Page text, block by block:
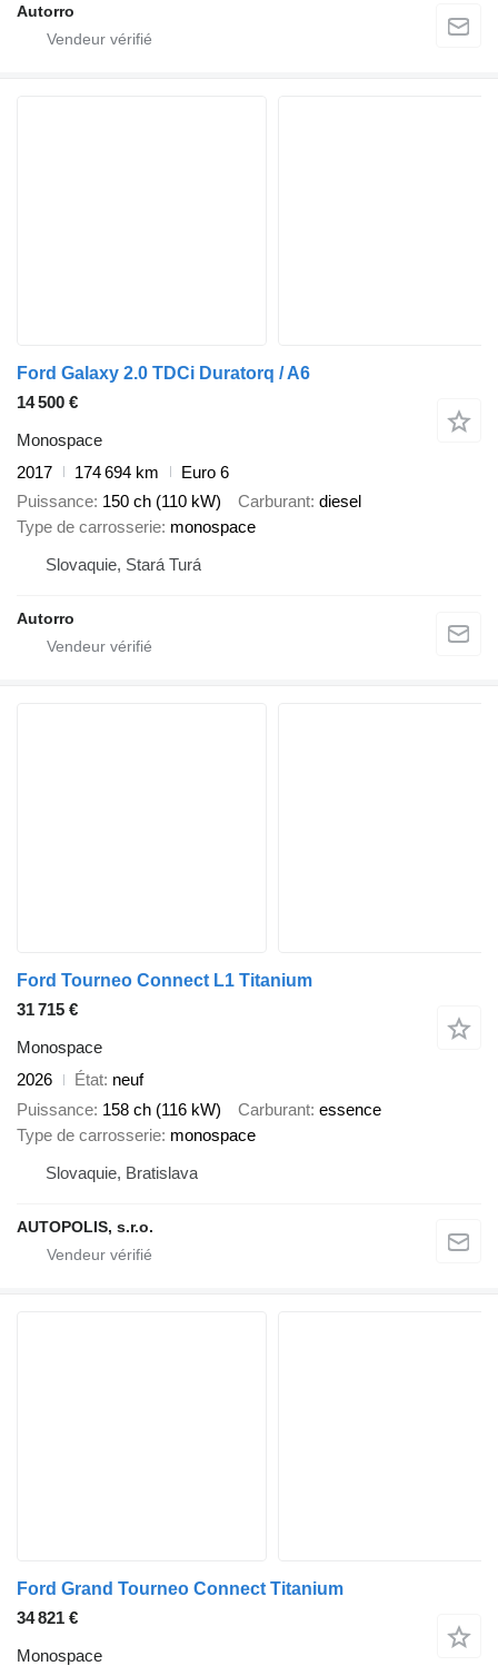
Autorro
Ford Galaxy 2.0 TDCi Duratorq / A6
14 500 €
Monospace
2017
174 694 km
Euro 6
Puissance 150 ch (110 kW) Carburant diesel
Type de carrosserie monospace
Slovaquie, Stará Turá
Autorro
Ford Tourneo Connect L1 Titanium
31 715 €
Monospace
2026
État neuf
Puissance 158 ch (116 kW) Carburant essence
Type de carrosserie monospace
Slovaquie, Bratislava
AUTOPOLIS, s.r.o.
Ford Grand Tourneo Connect Titanium
34 821 €
Monospace